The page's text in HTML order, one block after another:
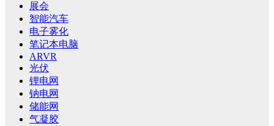
展会
智能汽车
电子雾化
笔记本电脑
ARVR
光伏
锂电网
钠电网
储能网
气凝胶